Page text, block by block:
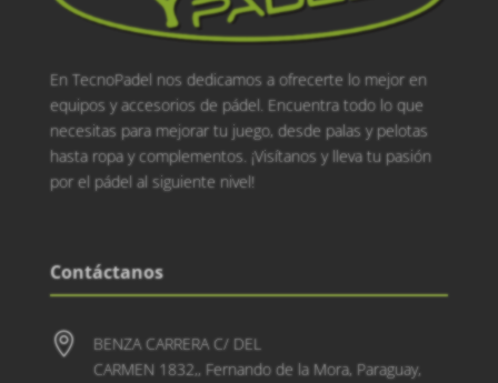
En TecnoPadel nos dedicamos a ofrecerte lo mejor en
equipos y accesorios de pádel. Encuentra todo lo que
necesitas para mejorar tu juego, desde palas y pelotas
hasta ropa y complementos. ¡Visítanos y lleva tu pasión
por el pádel al siguiente nivel!
Contáctanos

BENZA CARRERA C/ DEL
CARMEN 1832,, Fernando de la Mora, Paraguay,